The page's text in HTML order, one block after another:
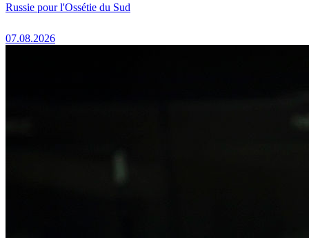
Russie pour l'Ossétie du Sud
07.08.2026